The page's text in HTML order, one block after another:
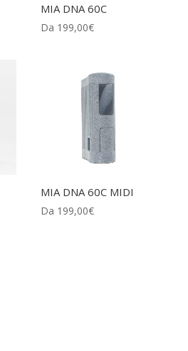
MIA DNA 60C
Da 199,00€
MIA DNA 60C MIDI
Da 199,00€